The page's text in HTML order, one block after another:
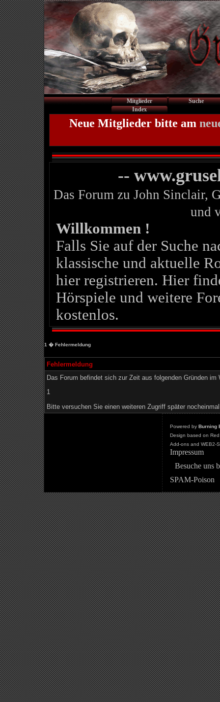
Mitglieder
Suche
Index
Neue Mitglieder bitte am
--
Das Forum zu John Sinclair,
und
Willkommen !
Falls Sie auf der Suche
klassische und aktuelle
hier registrieren. Hier
Hörspiele und weitere
kostenlos.
1 � Fehlermeldung
Fehlermeldung
Das Forum befindet sich zur Zeit aus folgenden Gründen im
1
Bitte versuchen Sie einen weiteren Zugriff später
Powered by Burning
Design based on
Add-ons and WEB2-
Impressum
Besuche uns
SPAM-Poison